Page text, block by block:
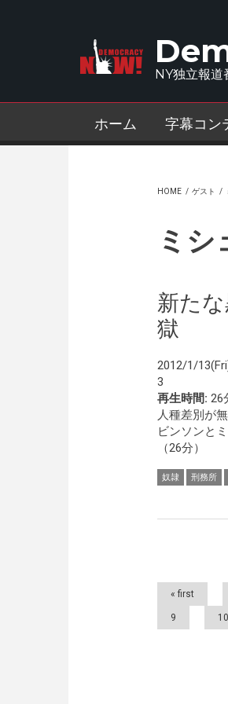
NY独立報道
ホーム 字幕コン
HOME / ゲスト /
ミシ
新た
獄
2012/1/
3
再生時間: 26
人種差別が
ビンソンと
（26分）
奴隷 刑務所
Pages
« first
9 10